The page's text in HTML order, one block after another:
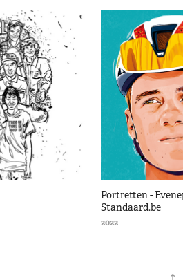
Portretten -
Standaard.be
2022
↑